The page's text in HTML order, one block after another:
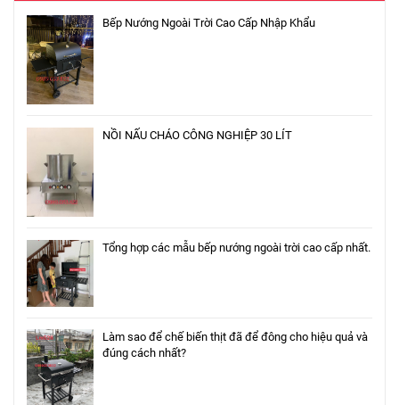
Bếp Nướng Ngoài Trời Cao Cấp Nhập Khẩu
NỒI NẤU CHÁO CÔNG NGHIỆP 30 LÍT
Tổng hợp các mẫu bếp nướng ngoài trời cao cấp nhất.
Làm sao để chế biến thịt đã để đông cho hiệu quả và
đúng cách nhất?